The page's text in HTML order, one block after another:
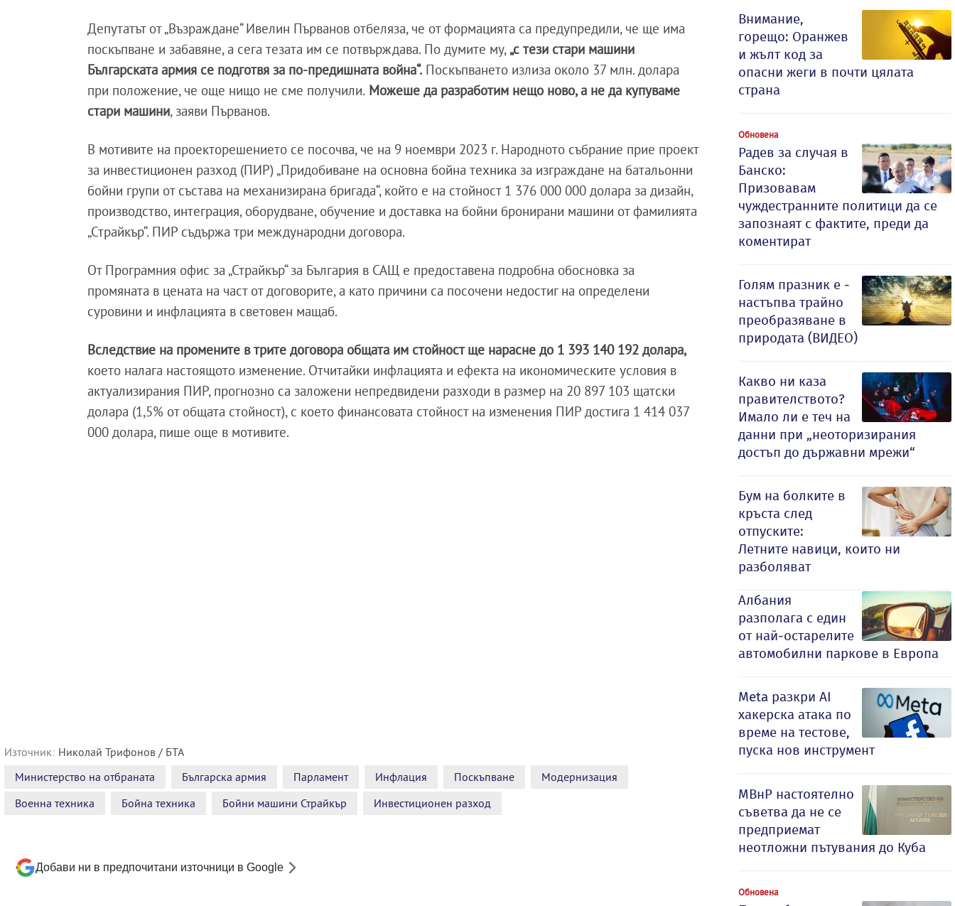
Депутатът от „Възраждане“ Ивелин Първанов отбеляза, че от формацията са предупредили, че ще има
поскъпване и забавяне, а сега тезата им се потвърждава. По думите му,„с тези стари машини
Българската армия се подготвя за по-предишната война“. Поскъпването излиза около 37 млн. долара
при положение, че още нищо не сме получили. Можеше да разработим нещо ново, а не да купуваме
стари машини, заяви Първанов.
В мотивите на проекторешението се посочва, че на 9 ноември 2023 г. Народното събрание прие проект
за инвестиционен разход (ПИР) „Придобиване на основна бойна техника за изграждане на батальонни
бойни групи от състава на механизирана бригада“, който е на стойност 1 376 000 000 долара за дизайн,
производство, интеграция, оборудване, обучение и доставка на бойни бронирани машини от фамилията
„Страйкър“. ПИР съдържа три международни договора.
От Програмния офис за „Страйкър“ за България в САЩ е предоставена подробна обосновка за
промяната в цената на част от договорите, а като причини са посочени недостиг на определени
суровини и инфлацията в световен мащаб.
Вследствие на промените в трите договора общата им стойност ще нарасне до 1 393 140 192 долара,
което налага настоящото изменение. Отчитайки инфлацията и ефекта на икономическите условия в
актуализирания ПИР, прогнозно са заложени непредвидени разходи в размер на 20 897 103 щатски
долара (1,5% от общата стойност), с което финансовата стойност на изменения ПИР достига 1 414 037
000 долара, пише още в мотивите.
Източник: Николай Трифонов / БТА
Министерство на отбраната
Българска армия Парламент Инфлация Поскъпване
Модернизация
Военна техника
Бойна техника Бойни машини Страйкър Инвестиционен разход
Добави ни в предпочитани източници в Google
Внимание,
горещо: Оранжев
и жълт код за
опасни жеги в почти цялата
страна
Обновена
Радев за случая в
Банско:
Призовавам
чуждестранните политици да се
запознаят с фактите, преди да
коментират
Голям празник е -
настъпва трайно
преобразяване в
природата (ВИДЕО)
Какво ни каза
правителството?
Имало ли е теч на
данни при „неоторизирания
достъп до държавни мрежи“
Бум на болките в
кръста след
отпуските:
Летните навици, които ни
разболяват
Албания
разполага с един
от най-остарелите
автомобилни паркове в Европа
Meta разкри AI
хакерска атака по
време на тестове,
пуска нов инструмент
МВнР настоятелно
съветва да не се
предприемат
неотложни пътувания до Куба
Обновена